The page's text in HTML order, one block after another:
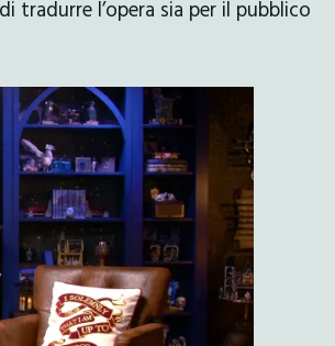
tradurre l’opera sia per il pubblico